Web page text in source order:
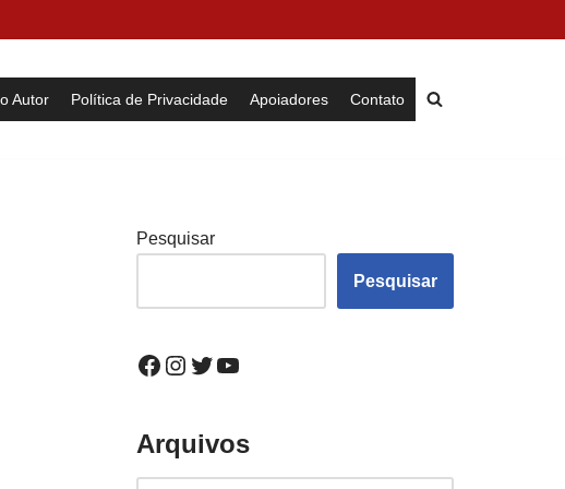
Autor Política de Privacidade Apoiadores Contato
Pesquisar
Pesquisar
Arquivos